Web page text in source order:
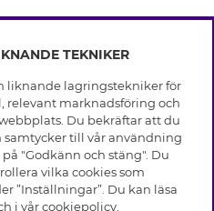
Glitter
Friday
butiker
frågor
TEKNIKER
liknande lagringstekniker för
relevant marknadsföring och
Du bekräftar att du
samtycker till vår användning
"Godkänn och stäng". Du
vilka cookies som
”Inställningar”. Du kan läsa
i vårcookiepolicy